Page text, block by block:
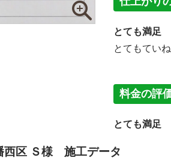
とても満足
とてもてい
料金の評
とても満足
西区 Ｓ様 施工データ